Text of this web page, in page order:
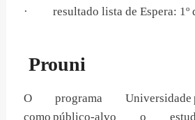
· resultado lista de Espera: 1º
Prouni
O programa Universidade
como público-alvo o